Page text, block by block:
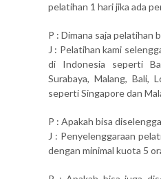
pelatihan 1 hari jika ada
P : Dimana saja pelatihan
J : Pelatihan kami
di Indonesia seperti
Surabaya, Malang, Bali,
seperti Singapore dan
P : Apakah bisa
J : Penyelenggaraan
dengan minimal kuota 5